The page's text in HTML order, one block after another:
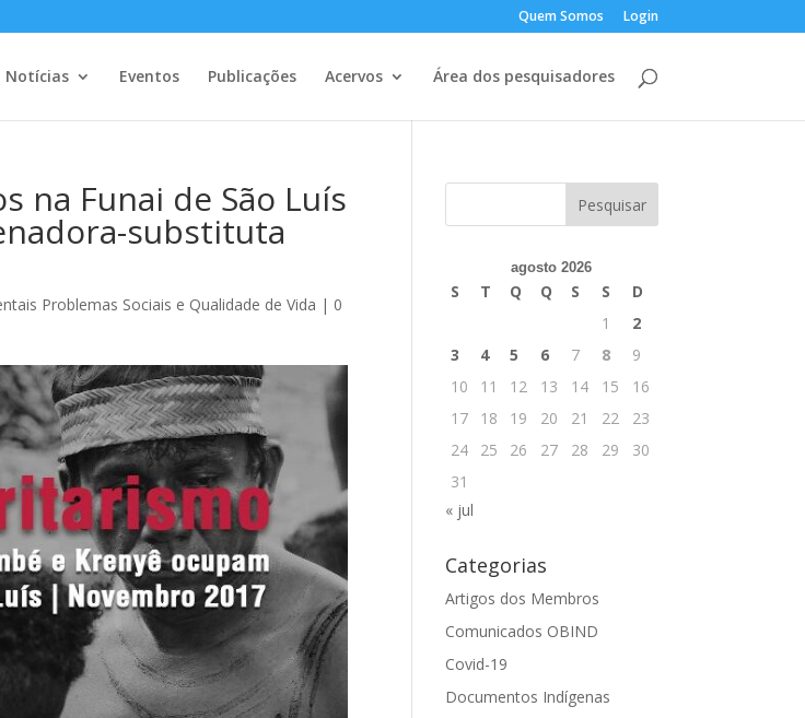
Quem Somos Login
Notícias Eventos Publicações Acervos Área dos pesquisadores
na Funai de São Luís
substituta
Problemas Sociais e Qualidade de Vida | 0
agosto 2026
S T Q Q S S
D
1
2
3
4 5 6 7 8
9
10
11 12 13 14 15
16
17
18 19 20 21 22
23
24
25 26 27 28 29
30
31
« jul
Categorias
Artigos dos Membros
Comunicados OBIND
Covid-19
Documentos Indígenas